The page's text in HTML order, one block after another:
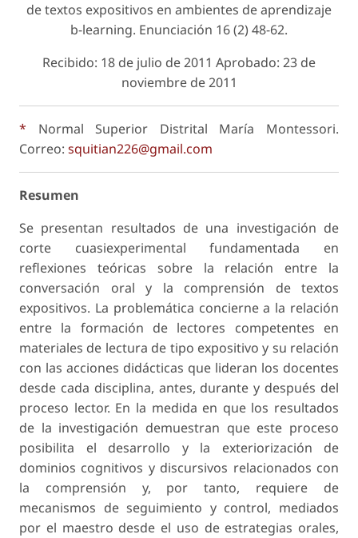
de textos expositivos en ambientes de aprendizaje
b-learning. Enunciación 16 (2) 48-62.
Recibido: 18 de julio de 2011 Aprobado: 23 de
noviembre de 2011
* Normal Superior Distrital María Montessori.
Correo: squitian226@gmail.com
Resumen
Se presentan resultados de una investigación de
corte cuasiexperimental fundamentada en
reflexiones teóricas sobre la relación entre la
conversación oral y la comprensión de textos
expositivos. La problemática concierne a la relación
entre la formación de lectores competentes en
materiales de lectura de tipo expositivo y su relación
con las acciones didácticas que lideran los docentes
desde cada disciplina, antes, durante y después del
proceso lector. En la medida en que los resultados
de la investigación demuestran que este proceso
posibilita el desarrollo y la exteriorización de
dominios cognitivos y discursivos relacionados con
la comprensión y, por tanto, requiere de
mecanismos de seguimiento y control, mediados
por el maestro desde el uso de estrategias orales,